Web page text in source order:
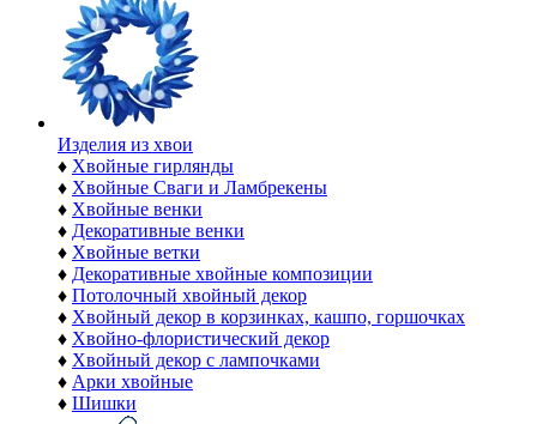
Изделия из хвои
♦ Хвойные гирлянды
♦ Хвойные Сваги и Ламбрекены
♦ Хвойные венки
♦ Декоративные венки
♦ Хвойные ветки
♦ Декоративные хвойные композиции
♦ Потолочный хвойный декор
♦ Хвойный декор в корзинках, кашпо, горшочках
♦ Хвойно-флористический декор
♦ Хвойный декор с лампочками
♦ Арки хвойные
♦ Шишки